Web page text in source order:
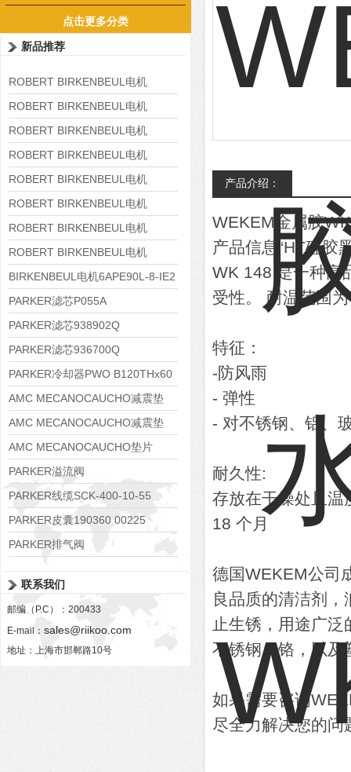
点击更多分类
新品推荐
ROBERT BIRKENBEUL电机
8APE225M-4-IE3
ROBERT BIRKENBEUL电机
8APE180L-4 IE3
ROBERT BIRKENBEUL电机
8APE160M-6 IE3
ROBERT BIRKENBEUL电机
8APE160L-4-IE3
ROBERT BIRKENBEUL电机
8APE112M-6K-IE3
ROBERT BIRKENBEUL电机
8APE100L-2 IE3
ROBERT BIRKENBEUL电机
8APE90S-4 IE3
ROBERT BIRKENBEUL电机
8APE80M-2K-IE3
BIRKENBEUL电机6APE90L-8-IE2
PARKER滤芯P055A
PARKER滤芯938902Q
PARKER滤芯936700Q
PARKER冷却器PWO B120THx60
AMC MECANOCAUCHO减震垫
138552
AMC MECANOCAUCHO减震垫
138551
AMC MECANOCAUCHO垫片
608074
PARKER溢流阀
RE06M35W2N1KWXG087
PARKER线缆SCK-400-10-55
PARKER皮囊190360 00225
PARKER排气阀
联系我们
邮编（P.C）：200433
E-mail： sales@riikoo.com
地址：上海市邯郸路10号
产品介绍：
WEKEM金属胶
产品信息“HT硅胶
WK 148 是一种高
受性。 耐温范围
特征：
-防风雨
- 弹性
- 对不锈钢、铝、
耐久性:
存放在干燥处且温
18 个月
德国WEKEM公司
良品质的清洁剂
止生锈，用途广泛
不锈钢，铬，以及
如果需要咨询
尽全力解决您的问